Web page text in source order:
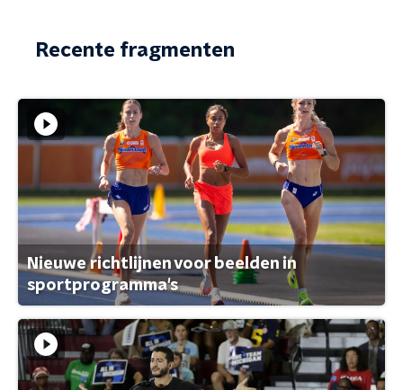
Recente fragmenten
Nieuwe richtlijnen voor beelden in
sportprogramma's